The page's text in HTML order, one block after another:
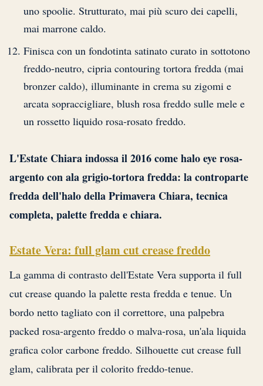
uno spoolie. Strutturato, mai più scuro dei capelli,
mai marrone caldo.
Finisca con un fondotinta satinato curato in sottotono
freddo-neutro, cipria contouring tortora fredda (mai
bronzer caldo), illuminante in crema su zigomi e
arcata sopraccigliare, blush rosa freddo sulle mele e
un rossetto liquido rosa-rosato freddo.
L'Estate Chiara indossa il 2016 come halo eye rosa-
argento con ala grigio-tortora fredda: la controparte
fredda dell'halo della Primavera Chiara, tecnica
completa, palette fredda e chiara.
Estate Vera: full glam cut crease freddo
La gamma di contrasto dell'Estate Vera supporta il full
cut crease quando la palette resta fredda e tenue. Un
bordo netto tagliato con il correttore, una palpebra
packed rosa-argento freddo o malva-rosa, un'ala liquida
grafica color carbone freddo. Silhouette cut crease full
glam, calibrata per il colorito freddo-tenue.